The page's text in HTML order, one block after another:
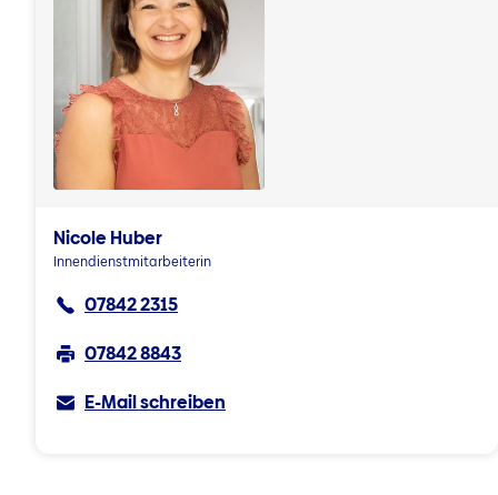
Nicole Huber
Innendienstmitarbeiterin
07842 2315
07842 8843
E-Mail schreiben